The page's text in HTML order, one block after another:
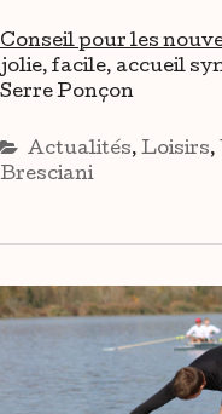
Conseil pour les
jolie, facile, accueil
Serre Ponçon
Actualités, Loisirs,
Bresciani